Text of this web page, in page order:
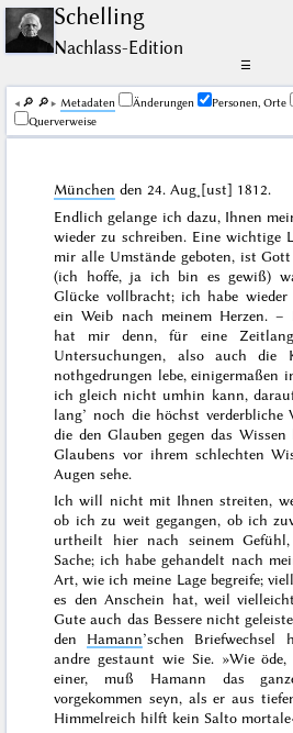
Schelling
Nachlass-Edition
☰
🔎︎ 🔎︎ Me­ta­da­ten Änderungen Personen, Orte
Querverweise
München den24. Aug˖[ust] 1812.
Endlich gelange ich dazu, Ihnen
wieder zu schreiben. Eine wichtige
mir alle Umstände geboten, ist
(ich hoffe, ja ich bin es gewiß)
Glücke vollbracht; ich habe wieder
ein Weib nach meinem Herzen. –
hat mir denn, für eine Zeitlang
Untersuchungen, also auch die
nothgedrungen lebe, einigermaßen
ich gleich nicht umhin kann,
lang’ noch die höchst
die den Glauben gegen das Wissen
Glaubens vor ihrem schlechten
Augen sehe.
Ich will nicht mit Ihnen streiten,
ob ich zu weit gegangen, ob ich
urtheilt hier nach seinemGefühl,
Sache; ich habe gehandelt nach
Art, wie ich meine Lage begreife;
es den Anschein hat, weil
Gute auch das Bessere nicht
den Hamann’schen Briefwechsel
andre gestaunt wie Sie. »Wie
einer, muß Hamann das
vorgekommen seyn, als er aus
Himmelreich hilft kein Salto mortale